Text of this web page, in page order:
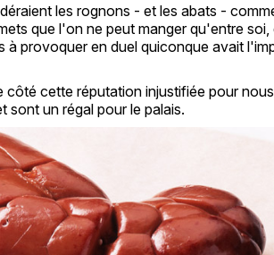
les rognons - et les abats -
que l'on ne peut manger qu'entre
provoquer en duel quiconque avait
cette réputation injustifiée pour
sont un régal pour le palais.